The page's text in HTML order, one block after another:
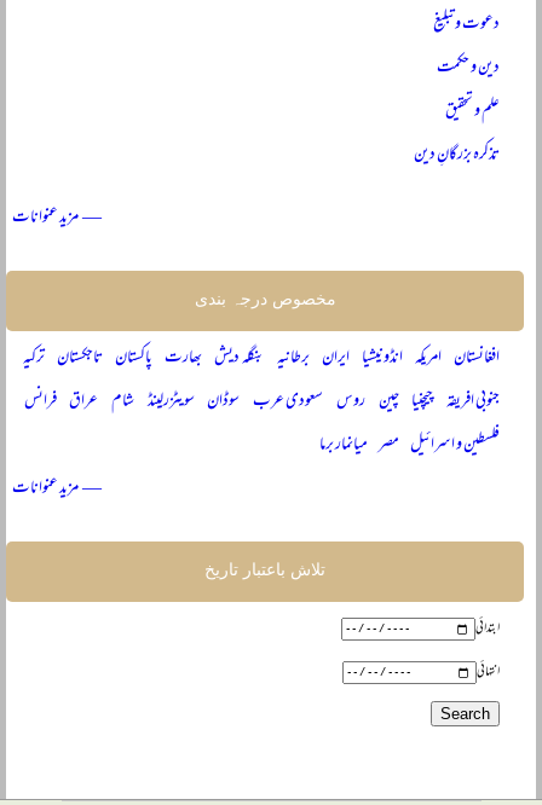
دعوت و تبلیغ
دین و حکمت
علم و تحقیق
تذکرہ بزرگانِ دین
— مزید عنوانات
مخصوص درجہ بندی
افغانستان امریکہ انڈونیشیا ایران برطانیہ بنگلہ دیش بھارت پاکستان تاجکستان ترکیہ
جنوبی افریقہ چیچنیا چین روس سعودی عرب سوڈان سویٹزرلینڈ شام عراق فرانس
فلسطین و اسرائیل مصر میانمار برما
— مزید عنوانات
تلاش باعتبار تاریخ
ابتدائی
انتہائی